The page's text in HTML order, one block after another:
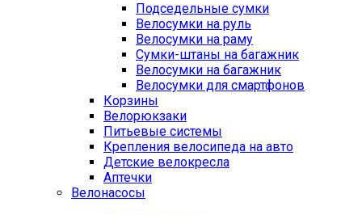
Подседельные сумки
Велосумки на руль
Велосумки на раму
Сумки-штаны на багажник
Велосумки на багажник
Велосумки для смартфонов
Корзины
Велорюкзаки
Питьевые системы
Крепления велосипеда на авто
Детские велокресла
Аптечки
Велонасосы